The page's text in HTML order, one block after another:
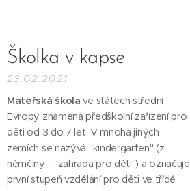
Školka v kapse
23.02.2021
Mateřská škola ve státech střední
Evropy znamená předškolní zařízení pro
děti od 3 do 7 let. V mnoha jiných
zemích se nazývá "kindergarten" (z
němčiny - "zahrada pro děti") a označuje
první stupeň vzdělání pro děti ve třídě